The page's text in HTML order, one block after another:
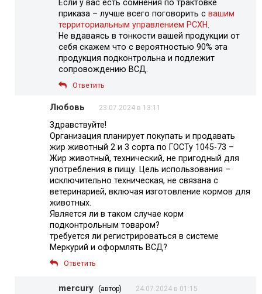
Если у вас есть сомнения по трактовке
приказа – лучше всего поговорить с вашим
территориальным управлением РСХН
Не вдаваясь в тонкости вашей продукции от
себя скажем что с вероятностью 90% эта
продукция подконтрольна и подлежит
сопровождению ВСД.
Ответить
Любовь 23.07.2024 в 13:11
Здравствуйте!
Организация планирует покупать и продавать
жир животный 2 и 3 сорта по ГОСТу 1045-73 –
Жир животный, технический, не пригодный для
употребления в пищу. Цель использования –
исключительно техническая, не связана с
ветеринарией, включая изготовление кормов для
животных.
Является ли в таком случае корм
подконтрольным товаром?
требуется ли регистрироваться в системе
Меркурий и оформлять ВСД?
Ответить
mercury (автор) 24.07.2024 в 01:15